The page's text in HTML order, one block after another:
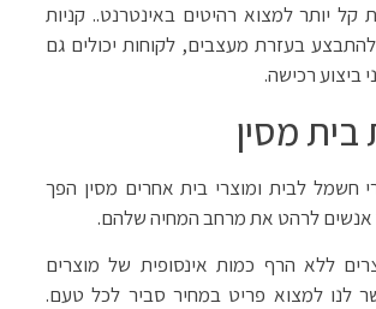
קל יותר למצוא רהיטים באינטרנט.. קניות
להתבצע בעזרת מעצבים, לקוחות יכולים גם
ביצוע רכישה.
בית מסין
חשמל לבית ומוצרי בית אחרים מסין הפך
אנשים לרהט את מרחב המחיה שלהם.
ללא הרף כמות אינסופית של מוצרים
לנו למצוא פריט במחיר סביר לכל טעם.